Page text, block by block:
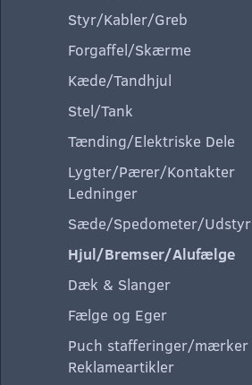
Styr/Kabler/Greb
Forgaffel/Skærme
Kæde/Tandhjul
Stel/Tank
Tænding/Elektriske Dele
Lygter/Pærer/Kontakter
Ledninger
Sæde/Spedometer/Udstyr
Hjul/Bremser/Alufælge
Dæk & Slanger
Fælge og Eger
Puch stafferinger/mærker
Reklameartikler